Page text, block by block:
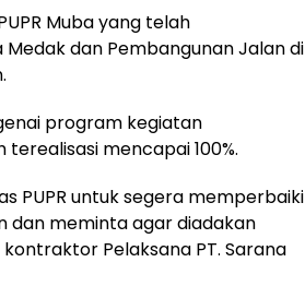
Muba yang telah
dan Pembangunan Jalan di
program kegiatan
mencapai 100%.
PUPR untuk segera memperbaiki
dan meminta agar diadakan
Pelaksana PT. Sarana